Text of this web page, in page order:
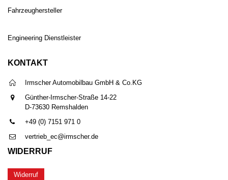
Fahrzeughersteller
Engineering Dienstleister
KONTAKT
Irmscher Automobilbau GmbH & Co.KG
Günther-Irmscher-Straße 14-22
D-73630 Remshalden
+49 (0) 7151 971 0
vertrieb_ec@irmscher.de
WIDERRUF
Widerruf